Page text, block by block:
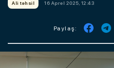
Ali təhsil 16 Aprel 2025, 12:43
Paylaş: